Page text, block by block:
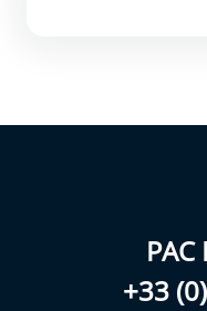
PAC
+33